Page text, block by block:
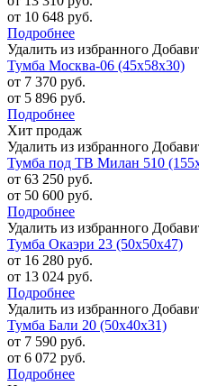
от 10 648 руб.
Подробнее
Удалить из избранного
Тумба Москва-06 (45х58х30)
от 7 370 руб.
от 5 896 руб.
Подробнее
Хит продаж
Удалить из избранного
Тумба под ТВ Милан 510
от 63 250 руб.
от 50 600 руб.
Подробнее
Удалить из избранного
Тумба Окаэри 23 (50х50х47)
от 16 280 руб.
от 13 024 руб.
Подробнее
Удалить из избранного
Тумба Бали 20 (50х40х31)
от 7 590 руб.
от 6 072 руб.
Подробнее